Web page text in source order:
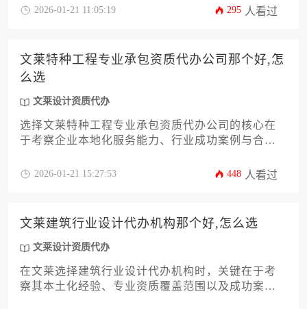
质，并能提供从资质申报到项目验收的全流程本土
评估，其中涉及文莱设计资质代办等衍生服务的能
力亦是重要参考指标。
2026-01-21 11:05:19 295 人看过
文莱特种工程专业承包资质代办公司那个好,怎
么选
文莱设计资质代办
选择文莱特种工程专业承包资质代办公司的核心在
于考察企业本地化服务能力、行业成功案例与合规
系，具备跨文化沟通优势，并能针对特种工程需求
纯以价格为导向的选择误区。
2026-01-21 15:27:53 448 人看过
文莱建筑行业设计代办机构那个好,怎么选
文莱设计资质代办
在文莱选择建筑行业设计代办机构时，关键在于考
察其本土化经验、专业资质覆盖范围以及成功案例